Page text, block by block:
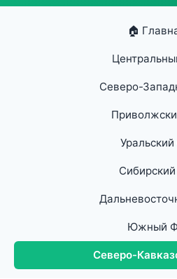
🏠
Северо-
Южный
Северо-